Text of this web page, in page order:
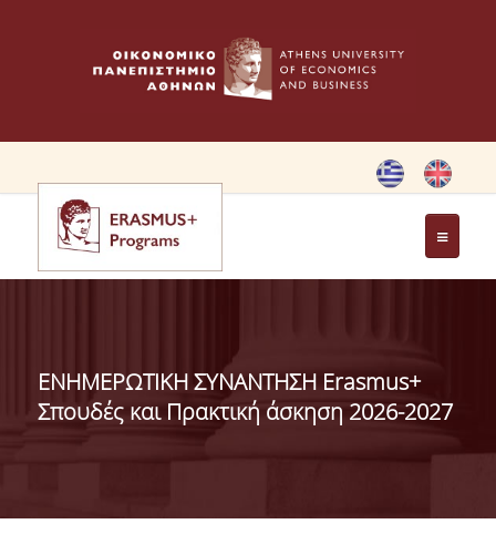
ΑΡΧΙΚΗ
ERASMUS CHARTER
ΕΝΗΜΕΡΩΤΙΚΗ ΣΥΝΑΝΤΗΣΗ Erasmus+
Σπουδές και Πρακτική άσκηση 2026-2027